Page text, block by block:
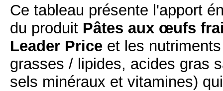
Ce tableau présente l'apport
du produit Pâtes aux œufs
Leader Price et les
grasses / lipides, acides gras
sels minéraux et vitamines)